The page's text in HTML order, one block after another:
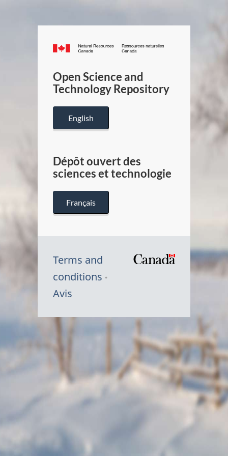
Canada.ca
/
Canada
Open Science and
Technology Repository
English
Dépôt ouvert des
sciences et technologie
Français
Terms and
conditions
Avis
Symbole
Canada